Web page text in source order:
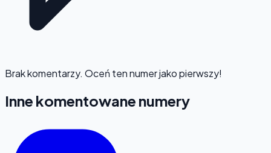
Brak komentarzy. Oceń ten numer jako pierwszy!
Inne komentowane numery